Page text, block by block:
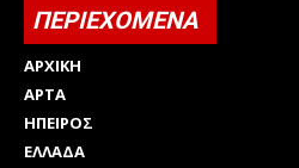
ΠΕΡΙΕΧΟΜΕΝΑ
ΑΡΧΙΚΗ
ΑΡΤΑ
ΗΠΕΙΡΟΣ
ΕΛΛΑΔΑ